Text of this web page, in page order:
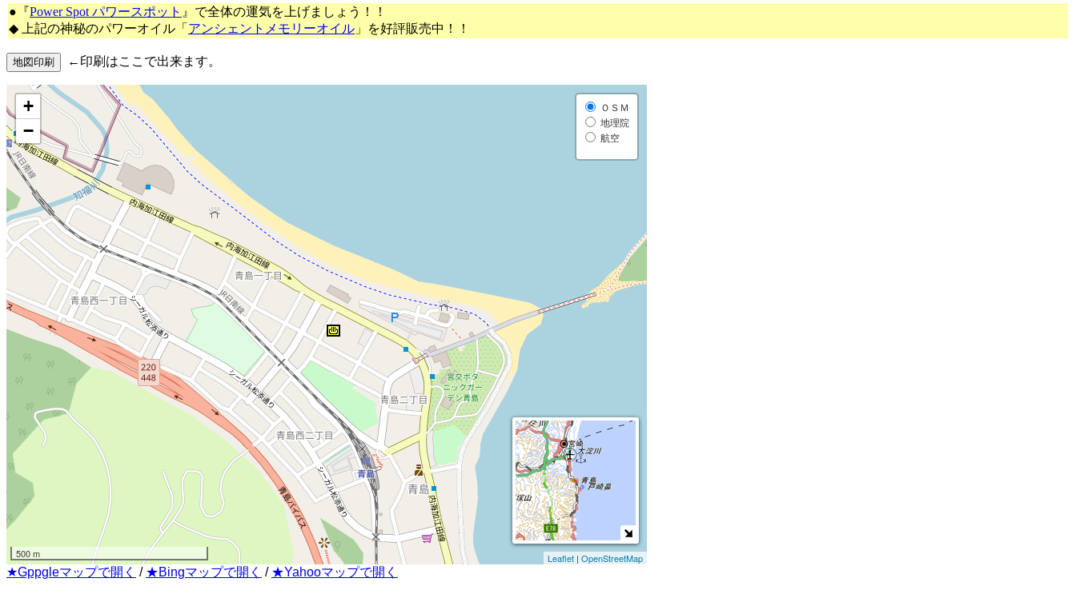
●『Power Spot パワースポット 』で全体の運気を上げましょう！！
◆ 上記の神秘のパワーオイル「 アンシェントメモリーオイル 」を好評販売中！！
←印刷はここで出来ます。
+
−
ＯＳＭ
地理院
航空
500 m Leaflet | OpenStreetMap
★Gppgleマップで開く / ★Bingマップで開く / ★Yahooマップで開く